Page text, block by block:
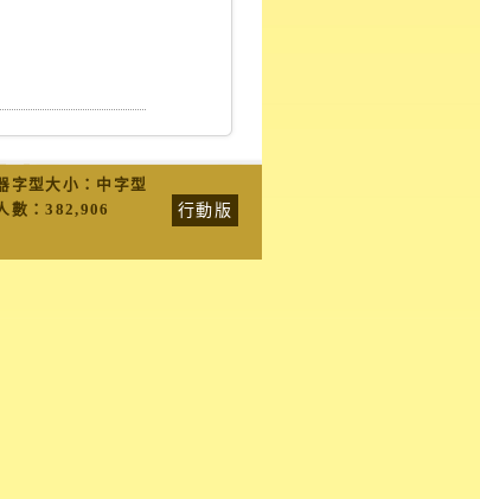
字型大小：中字型
行動版
數：382,906